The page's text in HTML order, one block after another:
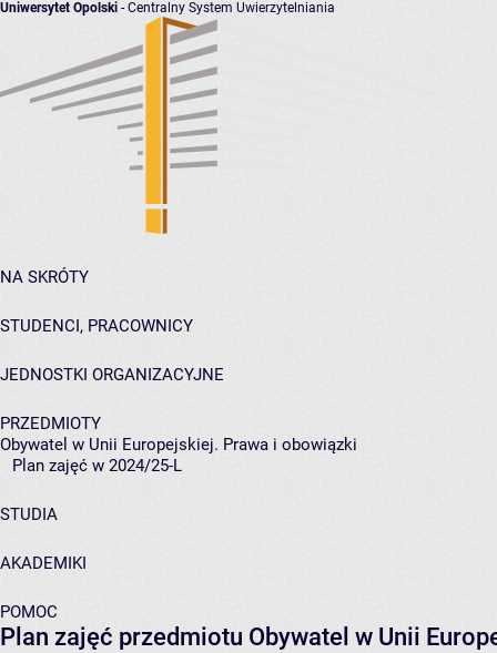
Uniwersytet Opolski - Centralny System Uwierzytelniania
NA SKRÓTY
STUDENCI, PRACOWNICY
JEDNOSTKI ORGANIZACYJNE
PRZEDMIOTY
Obywatel w Unii Europejskiej. Prawa i obowiązki
Plan zajęć w 2024/25-L
STUDIA
AKADEMIKI
POMOC
Plan zajęć przedmiotu Obywatel w Unii